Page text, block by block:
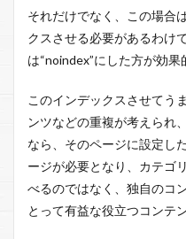
それだけでなく、この場合
クスさせる必要があるわけ
は“noindex”にした方が効果
このインデックスさせてう
ンツなどの重複が考えられ
なら、そのページに設定し
ージが必要となり、カテゴ
べるのではなく、独自のコ
とって有益な役立つコンテ